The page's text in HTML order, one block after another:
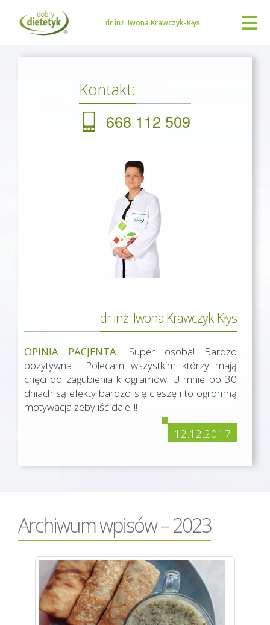
dr inż. Iwona Krawczyk-Kłys
Kontakt:
668 112 509
dr inż. Iwona Krawczyk-Kłys
OPINIA PACJENTA: Super osoba! Bardzo
pozytywna . Polecam wszystkim którzy mają
chęci do zagubienia kilogramów. U mnie po 30
dniach są efekty bardzo się cieszę i to ogromną
motywacja żeby iść dalej!!!
12.12.2017
Archiwum wpisów – 2023